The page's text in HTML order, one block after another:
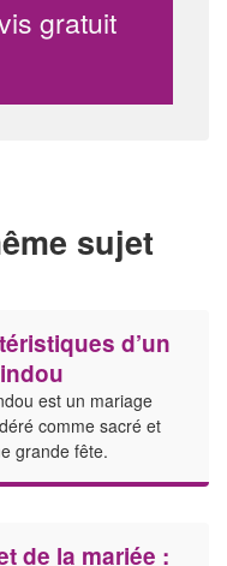
gratuit
sujet
d’un
est un mariage
comme sacré et
grande fête.
de la mariée :